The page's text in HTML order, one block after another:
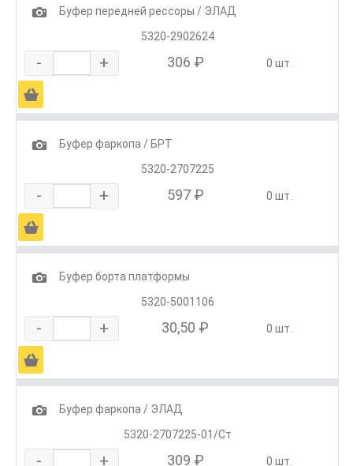
1
Буфер передней рессоры / ЭЛАД
5320-2902624
- + 306 ₽ 0 шт.
Ä
1
Буфер фаркопа / БРТ
5320-2707225
- + 597 ₽ 0 шт.
Ä
1
Буфер борта платформы
5320-5001106
- + 30,50 ₽ 0 шт.
Ä
1
Буфер фаркопа / ЭЛАД
5320-2707225-01/Ст
- + 309 ₽ 0 шт.